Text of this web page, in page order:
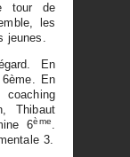
tour de
les
jeunes.
En
En
Thibaut
6ème.
3.